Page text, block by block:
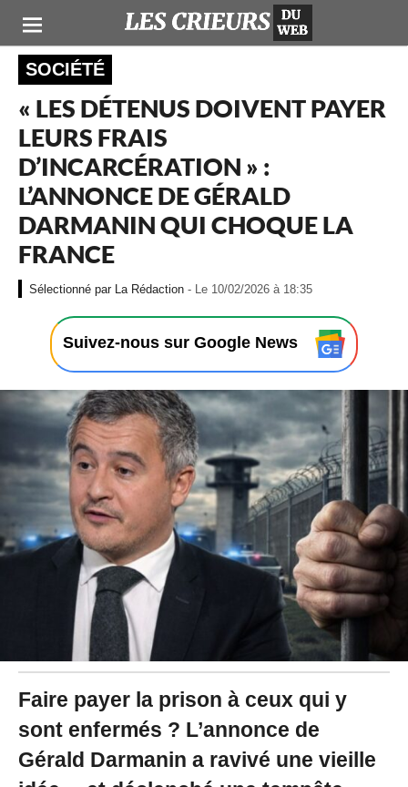
SOCIÉTÉ
« LES DÉTENUS DOIVENT PAYER
LEURS FRAIS
D’INCARCÉRATION » :
L’ANNONCE DE GÉRALD
DARMANIN QUI CHOQUE LA
FRANCE
La Rédaction - Le 10/02/2026 à 18:35
1
0
/
0
2
0
2
6
à
1
8
:
3
5
Suivez-nous sur Google News
Faire payer la prison à ceux qui y
sont enfermés ? L’annonce de
Gérald Darmanin a ravivé une vieille